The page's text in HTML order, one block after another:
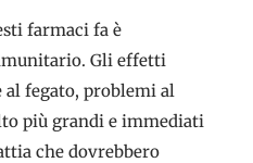
farmaci fa è
Gli effetti
fegato, problemi al
più grandi e immediati
che dovrebbero